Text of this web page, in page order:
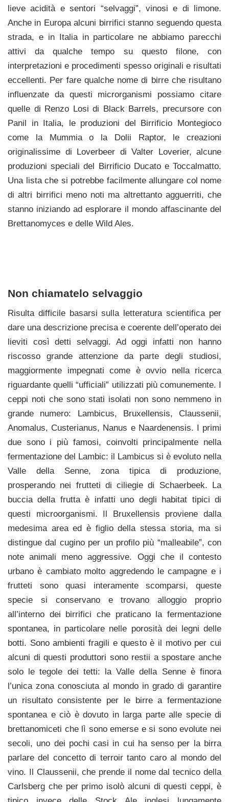
lieve acidità e sentori “selvaggi”, vinosi e di limone.
Anche in Europa alcuni birrifici stanno seguendo questa
strada, e in Italia in particolare ne abbiamo parecchi
attivi da qualche tempo su questo filone, con
interpretazioni e procedimenti spesso originali e risultati
eccellenti. Per fare qualche nome di birre che risultano
influenzate da questi microrganismi possiamo citare
quelle di Renzo Losi di Black Barrels, precursore con
Panil in Italia, le produzioni del Birrificio Montegioco
come la Mummia o la Dolii Raptor, le creazioni
originalissime di Loverbeer di Valter Loverier, alcune
produzioni speciali del Birrificio Ducato e Toccalmatto.
Una lista che si potrebbe facilmente allungare col nome
di altri birrifici meno noti ma altrettanto agguerriti, che
stanno iniziando ad esplorare il mondo affascinante del
Brettanomyces e delle Wild Ales.
Non chiamatelo selvaggio
Risulta difficile basarsi sulla letteratura scientifica per
dare una descrizione precisa e coerente dell’operato dei
lieviti così detti selvaggi. Ad oggi infatti non hanno
riscosso grande attenzione da parte degli studiosi,
maggiormente impegnati come è ovvio nella ricerca
riguardante quelli “ufficiali” utilizzati più comunemente. I
ceppi noti che sono stati isolati non sono nemmeno in
grande numero: Lambicus, Bruxellensis, Claussenii,
Anomalus, Custerianus, Nanus e Naardenensis. I primi
due sono i più famosi, coinvolti principalmente nella
fermentazione del Lambic: il Lambicus si è evoluto nella
Valle della Senne, zona tipica di produzione,
prosperando nei frutteti di ciliegie di Schaerbeek. La
buccia della frutta è infatti uno degli habitat tipici di
questi microorganismi. Il Bruxellensis proviene dalla
medesima area ed è figlio della stessa storia, ma si
distingue dal cugino per un profilo più “malleabile”, con
note animali meno aggressive. Oggi che il contesto
urbano è cambiato molto aggredendo le campagne e i
frutteti sono quasi interamente scomparsi, queste
specie si conservano e trovano alloggio proprio
all’interno dei birrifici che praticano la fermentazione
spontanea, in particolare nelle porosità dei legni delle
botti. Sono ambienti fragili e questo è il motivo per cui
alcuni di questi produttori sono restii a spostare anche
solo le tegole dei tetti: la Valle della Senne è finora
l’unica zona conosciuta al mondo in grado di garantire
un risultato consistente per le birre a fermentazione
spontanea e ciò è dovuto in larga parte alle specie di
brettanomiceti che lì sono emerse e si sono evolute nei
secoli, uno dei pochi casi in cui ha senso per la birra
parlare del concetto di terroir tanto caro al mondo del
vino. Il Claussenii, che prende il nome dal tecnico della
Carlsberg che per primo isolò alcuni di questi ceppi, è